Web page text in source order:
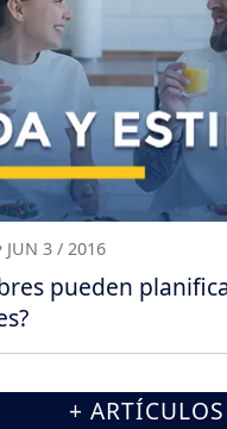
JUN 3 / 2016
pueden
+ ARTÍCULOS